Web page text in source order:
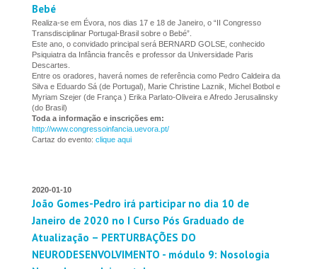
Bebé
Realiza-se em Évora, nos dias 17 e 18 de Janeiro, o “II Congresso
Transdisciplinar Portugal-Brasil sobre o Bebé”.
Este ano, o convidado principal será BERNARD GOLSE, conhecido
Psiquiatra da Infância francês e professor da Universidade Paris
Descartes.
Entre os oradores, haverá nomes de referência como Pedro Caldeira da
Silva e Eduardo Sá (de Portugal), Marie Christine Laznik, Michel Botbol e
Myriam Szejer (de França ) Erika Parlato-Oliveira e Afredo Jerusalinsky
(do Brasil)
Toda a informação e inscrições em:
http://www.congressoinfancia.uevora.pt/
Cartaz do evento: clique aqui
2020-01-10
João Gomes-Pedro irá participar no dia 10 de
Janeiro de 2020 no I Curso Pós Graduado de
Atualização – PERTURBAÇÕES DO
NEURODESENVOLVIMENTO - módulo 9: Nosologia